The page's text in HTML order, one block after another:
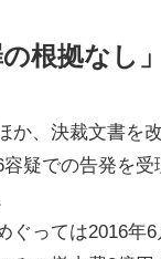
根拠なし」
か、決裁文書を
疑での告発を受
ぐっては2016年